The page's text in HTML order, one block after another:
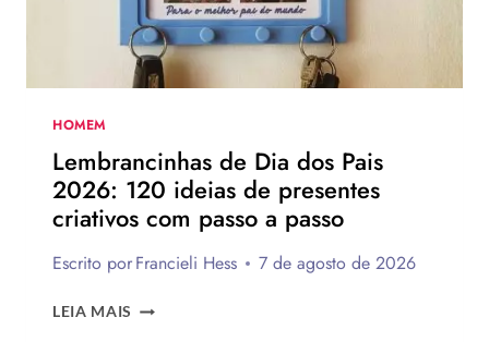
INSPIRAR
A
MONTAR
PRESENTEAR
OU
VENDER!
HOMEM
Lembrancinhas de Dia dos Pais
2026: 120 ideias de presentes
criativos com passo a passo
Escrito porFrancieli Hess 7 de agosto de 2026
LEIA MAIS LEMBRANCINHAS